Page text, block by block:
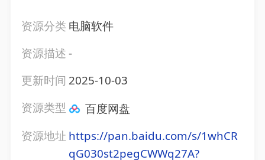
资源分类 电脑软件
资源描述-
更新时间 2025-10-03
资源类型
百度网盘
资源地址 https://pan.baidu.com/s/1whCR
qG030st2pegCWWq27A?